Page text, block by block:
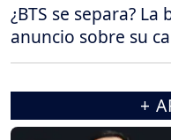
¿BTS se separa?
anuncio sobre su
+